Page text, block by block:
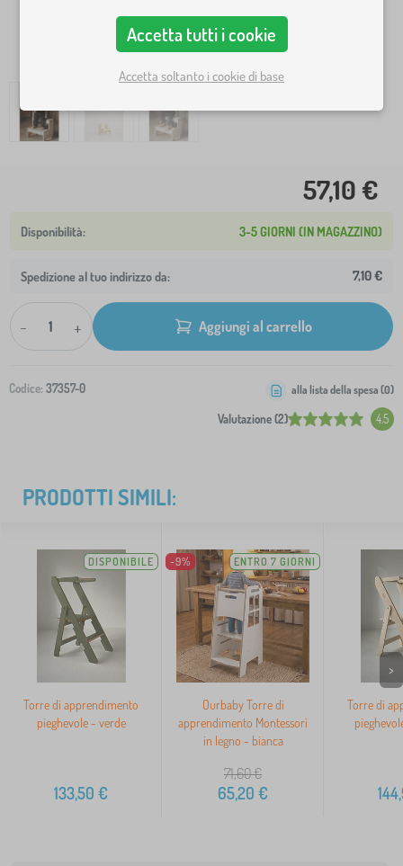
57,10 €
3-5 GIORNI (IN MAGAZZINO)
Spedizione al tuo indirizzo da: 7,10 €
- + Aggiungi al carrello
Codice: 37357-0
Valutazione (2) 4.5
alla lista della spesa (0)
PRODOTTI SIMILI:
DISPONIBILE
Torre di apprendimento
pieghevole - verde
133,50 €
-9% ENTRO 7 GIORNI
Ourbaby Torre di
apprendimento Montessori
in legno - bianca
71,60€
65,20 €
Torre di
>
Accetta tutti i cookie
Accetta soltanto i cookie di base